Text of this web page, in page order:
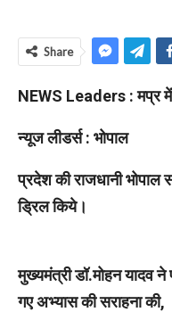
Share
NEWS Leaders : मप्र में
न्यूज लीडर्स : भोपाल
प्रदेश की राजधानी
ड्रिल किये।
मुख्यमंत्री डॉ.मोहन यादव
गए अभ्यास की सराहना की,